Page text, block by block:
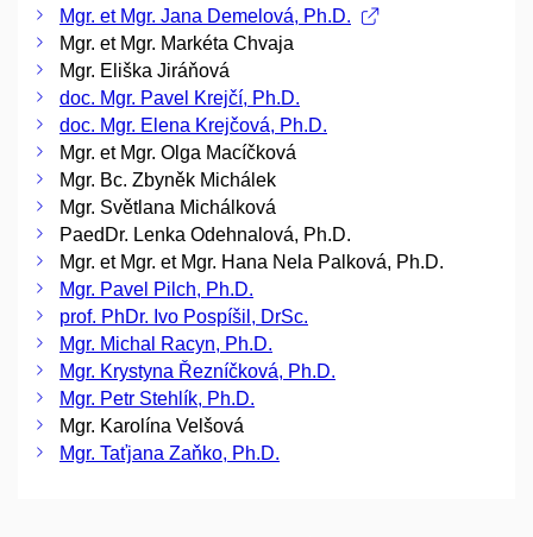
Mgr. et Mgr. Jana Demelová, Ph.D.
Mgr. et Mgr. Markéta Chvaja
Mgr. Eliška Jiráňová
doc. Mgr. Pavel Krejčí, Ph.D.
doc. Mgr. Elena Krejčová, Ph.D.
Mgr. et Mgr. Olga Macíčková
Mgr. Bc. Zbyněk Michálek
Mgr. Světlana Michálková
PaedDr. Lenka Odehnalová, Ph.D.
Mgr. et Mgr. et Mgr. Hana Nela Palková, Ph.D.
Mgr. Pavel Pilch, Ph.D.
prof. PhDr. Ivo Pospíšil, DrSc.
Mgr. Michal Racyn, Ph.D.
Mgr. Krystyna Řezníčková, Ph.D.
Mgr. Petr Stehlík, Ph.D.
Mgr. Karolína Velšová
Mgr. Taťjana Zaňko, Ph.D.